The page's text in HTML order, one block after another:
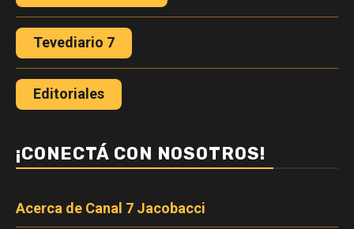
Tevediario 7
Editoriales
¡CONECTÁ CON NOSOTROS!
Acerca de Canal 7 Jacobacci